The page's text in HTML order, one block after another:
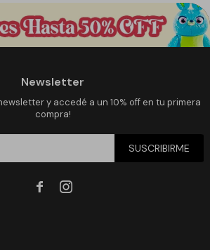
Newsletter
y accedé a un 10% off en tu primera
compra!
SUSCRIBIRME
 